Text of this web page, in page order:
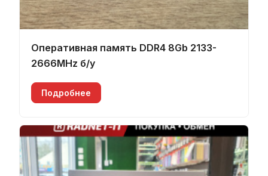
Оперативная память DDR4 8Gb 2133-
2666MHz б/у
Подробнее